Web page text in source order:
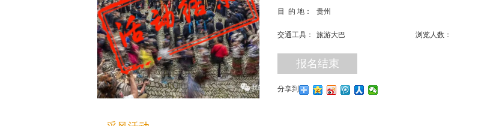
目 的 地： 贵州
交通工具： 旅游大巴 浏览人数：
报名结束
分享到